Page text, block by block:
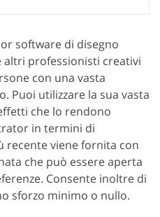
software di disegno
professionisti creativi
con una vasta
Puoi utilizzare la sua vasta
che lo rendono
in termini di
recente viene fornita con
che può essere aperta
Consente inoltre di
sforzo minimo o nullo.